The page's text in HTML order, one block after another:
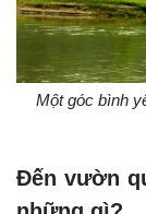
Một góc bình
Đến vườn